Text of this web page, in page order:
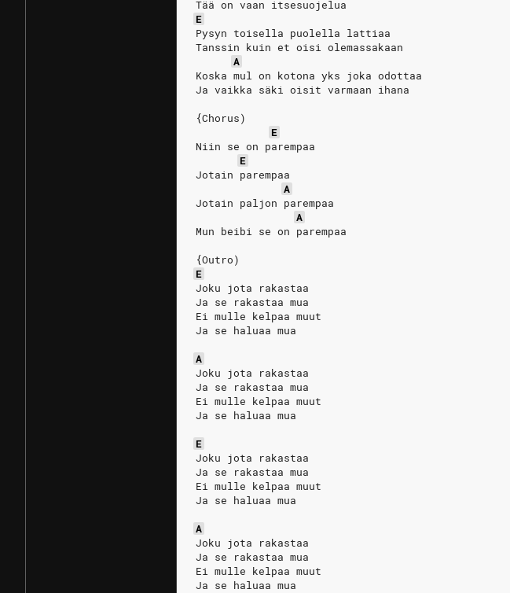
Tää on vaan itsesuojelua
E
Pysyn toisella puolella lattiaa
Tanssin kuin et oisi olemassakaan
A
Koska mul on kotona yks joka odottaa
Ja vaikka säki oisit varmaan ihana
{Chorus)
E
Niin se on parempaa
E
Jotain parempaa
A
Jotain paljon parempaa
A
Mun beibi se on parempaa
{Outro)
E
Joku jota rakastaa
Ja se rakastaa mua
Ei mulle kelpaa muut
Ja se haluaa mua
A
Joku jota rakastaa
Ja se rakastaa mua
Ei mulle kelpaa muut
Ja se haluaa mua
E
Joku jota rakastaa
Ja se rakastaa mua
Ei mulle kelpaa muut
Ja se haluaa mua
A
Joku jota rakastaa
Ja se rakastaa mua
Ei mulle kelpaa muut
Ja se haluaa mua